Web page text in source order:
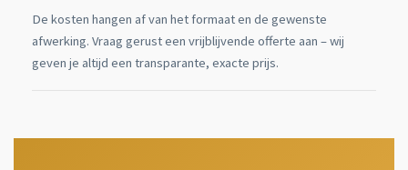
De kosten hangen af van het formaat en de gewenste
afwerking. Vraag gerust een vrijblijvende offerte aan – wij
geven je altijd een transparante, exacte prijs.